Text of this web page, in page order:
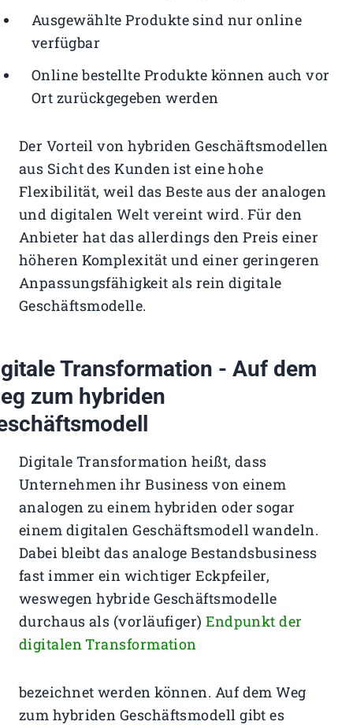
Ausgewählte Produkte sind nur online
verfügbar
Online bestellte Produkte können auch vor
Ort zurückgegeben werden
Der Vorteil von hybriden Geschäftsmodellen
aus Sicht des Kunden ist eine hohe
Flexibilität, weil das Beste aus der analogen
und digitalen Welt vereint wird. Für den
Anbieter hat das allerdings den Preis einer
höheren Komplexität und einer geringeren
Anpassungsfähigkeit als rein digitale
Geschäftsmodelle.
Transformation - Auf dem
zum hybriden
Digitale Transformation heißt, dass
Unternehmen ihr Business von einem
analogen zu einem hybriden oder sogar
einem digitalen Geschäftsmodell wandeln.
Dabei bleibt das analoge Bestandsbusiness
fast immer ein wichtiger Eckpfeiler,
weswegen hybride Geschäftsmodelle
durchaus als (vorläufiger)Endpunkt der
digitalen Transformation
bezeichnet werden können. Auf dem Weg
zum hybriden Geschäftsmodell gibt es